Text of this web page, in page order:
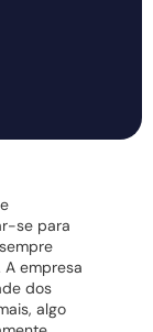
se para
A empresa
dos
algo